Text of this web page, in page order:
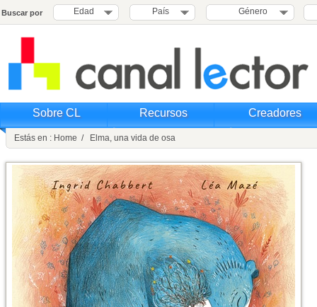
Buscar por Edad País Género
Sobre CL Recursos Creadores
Estás en : Home / Elma, una vida de osa